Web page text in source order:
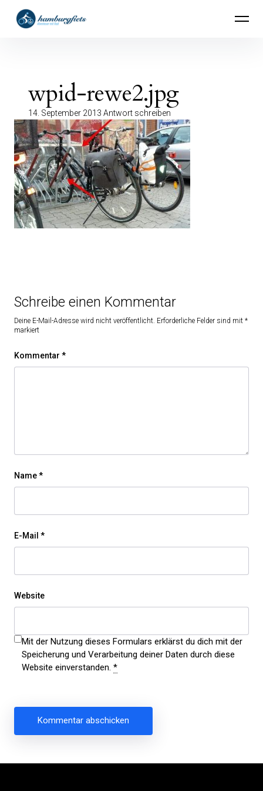
überspringen
hamburgfiets – Abenteuer mit Rad
wpid-rewe2.jpg
14. September 2013 Antwort schreiben
Schreibe einen Kommentar
Deine E-Mail-Adresse wird nicht veröffentlicht. Erforderliche Felder sind mit *
markiert
Kommentar *
Name*
E-Mail *
Website
Mit der Nutzung dieses Formulars erklärst du dich mit der
Speicherung und Verarbeitung deiner Daten durch diese
Website einverstanden. *